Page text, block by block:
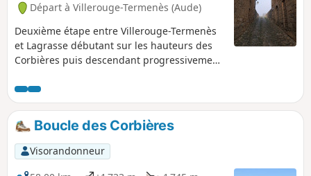
Départ à Villerouge-Termenès (Aude)
Deuxième étape entre Villerouge-Termenès
et Lagrasse débutant sur les hauteurs des
Corbières puis descendant progressivement
et son abbaye.
Boucle des Corbières
Visorandonneur